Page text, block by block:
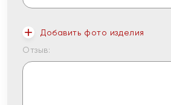
Добавить фото изделия
Отзыв: